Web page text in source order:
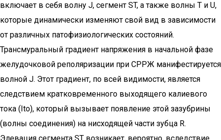
включает в себя волну J, сегмент ST, а также волны Т и U,
которые динамически изменяют свой вид в зависимости
от различных патофизиологических состояний.
Трансмуральный градиент напряжения в начальной фазе
желудочковой реполяризации при СРРЖ манифестируется
волной J. Этот градиент, по всей видимости, является
следствием кратковременного выходящего калиевого
тока (Ito), который вызывает появление этой зазубрины
(волны соединения) на нисходящей части зубца R.